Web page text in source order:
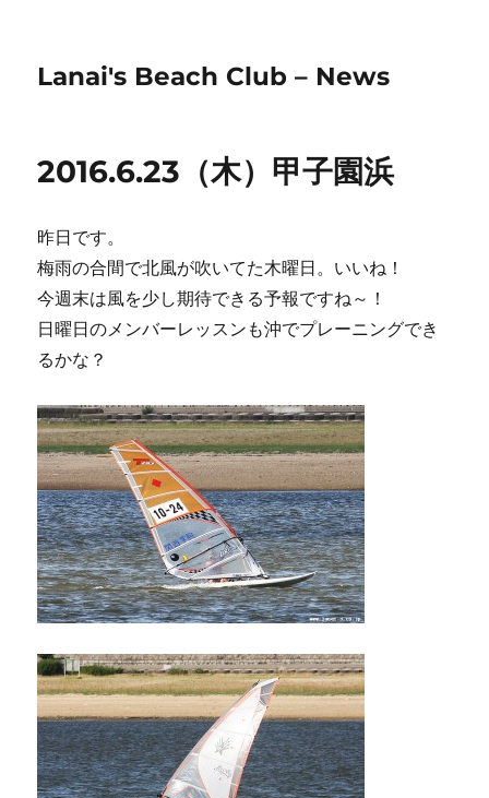
Lanai's Beach Club – News
2016.6.23（木）甲子園浜
昨日です。
梅雨の合間で北風が吹いてた木曜日。いいね！
今週末は風を少し期待できる予報ですね～！
日曜日のメンバーレッスンも沖でプレーニングでき
るかな？